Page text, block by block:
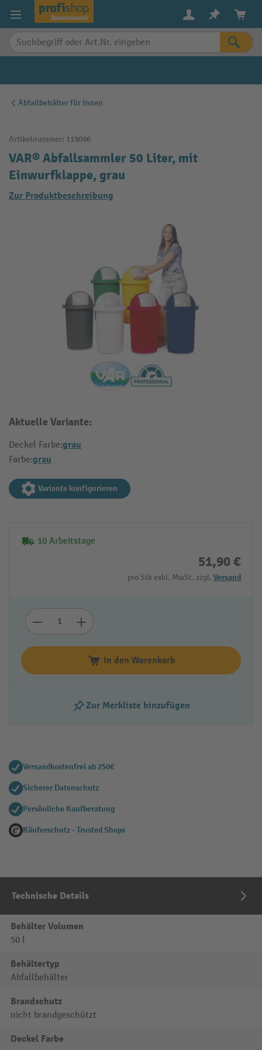
springen
Abfallbehälter für Innen
Artikelnummer: 119096
VAR® Abfallsammler 50 Liter, mit
Einwurfklappe, grau
Zur Produktbeschreibung
Aktuelle Variante:
Deckel Farbe:grau
Farbe:grau
Variante konfigurieren
10 Arbeitstage
51,90 €
pro Stk exkl. MwSt. zzgl. Versand
In den Warenkorb
Zur Merkliste hinzufügen
Versandkostenfrei ab 250€
Sicherer Datenschutz
Persönliche Kaufberatung
Käuferschutz - Trusted Shops
Technische Details
Behälter Volumen
50 l
Behältertyp
Abfallbehälter
Brandschutz
nicht brandgeschützt
Deckel Farbe